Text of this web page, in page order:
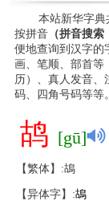
本站新华字典
按拼音（拼音搜索
便地查询到汉字的
画、笔顺、部首等
历）、真人发音、
码、四角号码等等。
鸪 [gū]
【繁体】:鴣
【异体字】:鴣